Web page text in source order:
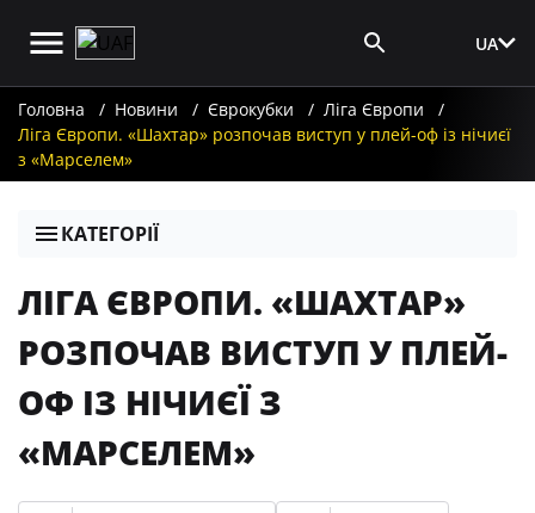
UA
Головна Новини Єврокубки
Ліга Європи
Ліга Європи. «Шахтар» розпочав виступ у плей-оф із нічиєї
з «Марселем»
КАТЕГОРІЇ
ЛІГА ЄВРОПИ. «ШАХТАР»
РОЗПОЧАВ ВИСТУП У ПЛЕЙ-
ОФ ІЗ НІЧИЄЇ З
«МАРСЕЛЕМ»